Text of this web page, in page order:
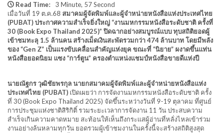
Read Time:
3 Minute, 57 Second
เมื่อวันที่ 19 ต.ค.68 สมาคมผู้จัดพิมพ์และผู้จำหน่ายหนังสือแห่งประเทศไทย
(PUBAT) ประกาศความสำเร็จยิ่งใหญ่ “งานมหกรรมหนังสือระดับชาติ ครั้งที่
30 (Book Expo Thailand 2025)” ปิดฉากอย่างสมบูรณ์แบบ ทุบสถิติยอดผู้
เข้าชมทะลุ 1.5 ล้านคน สร้างเม็ดเงินสะพัดรวมกว่า 474 ล้านบาท โดยมีพลัง
ของ “Gen Z” เป็นแรงขับเคลื่อนสำคัญแห่งยุค ขณะที่ “นิยาย” ผงาดขึ้นแท่น
หนังสือยอดนิยม แซง “การ์ตูน” ครองตำแหน่งแชมป์หนังสือขายดีแห่งปี
นายณัฐกร วุฒิชัยพรกุล นายกสมาคมผู้จัดพิมพ์และผู้จำหน่ายหนังสือแห่ง
ประเทศไทย (PUBAT) เปิดเผยว่า การจัดงานมหกรรมหนังสือระดับชาติ ครั้ง
ที่ 30 (Book Expo Thailand 2025) จัดขึ้นระหว่างวันที่ 9-19 ตุลาคม ที่ศูนย์
การประชุมแห่งชาติสิริกิติ์ รวมระยะเวลาการจัดงาน 11 วัน ประสบความ
สำเร็จเกินความคาดหมาย สะท้อนให้เห็นถึงกระแสผู้อ่านที่หลั่งไหลเข้าร่วม
งานอย่างล้นหลามทุกวัน ยอดรวมผู้เข้าชมงานในครั้งนี้จะสร้างสถิติสูงสุด